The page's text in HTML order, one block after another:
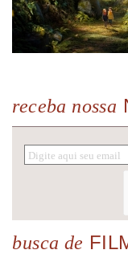
receba nossa
busca de